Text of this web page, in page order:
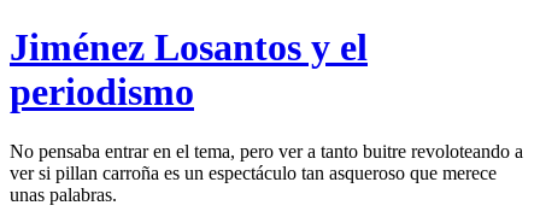
Jiménez Losantos y el
periodismo
No pensaba entrar en el tema, pero ver a tanto buitre revoloteando a
ver si pillan carroña es un espectáculo tan asqueroso que merece
unas palabras.